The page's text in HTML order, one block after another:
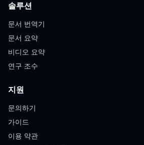
솔루션
문서 번역기
문서 요약
비디오 요약
연구 조수
지원
문의하기
가이드
이용 약관